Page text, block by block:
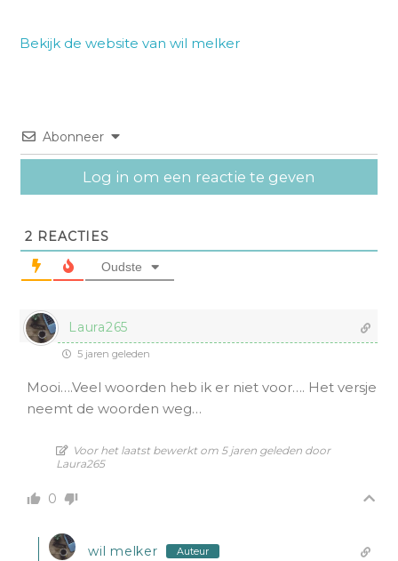
Bekijk de website van wil melker
Abonneer
Log in om een reactie te geven
2 REACTIES
Oudste
Laura265
5 jaren geleden
Mooi….Veel woorden heb ik er niet voor…. Het versje
neemt de woorden weg…
Voor het laatst bewerkt om 5 jaren geleden door
Laura265
0
wil melker Auteur